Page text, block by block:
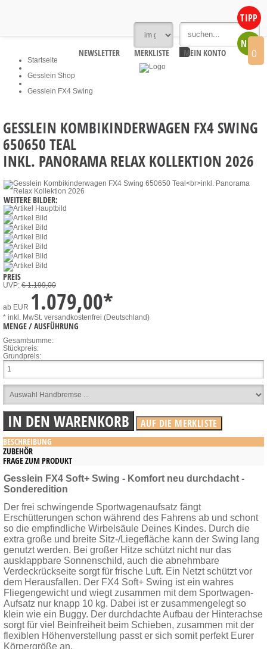
NEWSLETTER MERKLISTE MEIN KONTO 0
Startseite
Gesslein Shop
Gesslein FX4 Swing
GESSLEIN KOMBIKINDERWAGEN FX4 SWING
650650 TEAL
INKL. PANORAMA RELAX KOLLEKTION 2026
TIPP
NEU
WEITERE BILDER:
PREIS
UVP: € 1.199,00
ab EUR 1.079,00*
* inkl. MwSt. versandkostenfrei (Deutschland)
MENGE / AUSFÜHRUNG
Gesamtsumme:
Stückpreis:
Grundpreis:
BESCHREIBUNG
ZUBEHÖR
FRAGE ZUM PRODUKT
Gesslein FX4 Soft+ Swing - Komfort neu durchdacht -
Sonderedition
Der frei schwingende Sportwagenaufsatz fängt
Erschütterungen schon während des Fahrens ab und schont
so die empfindliche Wirbelsäule Deines Kindes. Durch die
extra große und breite Sitz-/Liegefläche kann der Swing lang
genutzt werden. Bei großer Hitze schützt nicht nur das
ausklappbare Sonnenschild, auch die abnehmbare
Verdeckrückseite sorgt für frische Luft. Ein Netzt schützt vor
dem Herausfallen. Der FX4 Soft+ Swing ist ein wahres
Fliegengewicht und wiegt zusammen mit dem Sportwagen-
Aufsatz nur knapp 10 kg. Dabei ist er zusammengelegt so
klein wie ein Buggy. Der durchdachte Aufbau der Hinterachse
sorgt für viel Beinfreiheit beim Schieben, zusammen mit der
flexiblen Höhenverstellung passt er sich somit perfekt Eurer
Körpergröße an.